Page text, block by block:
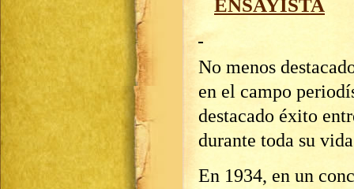
ENSAYISTA
No menos
en el campo
destacado éxito
durante toda su
En 1934, en un